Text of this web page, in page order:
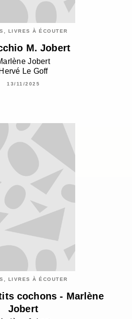
LIVRES À ÉCOUTER
M. Jobert
Jobert
Hervé Le Goff
13/11/2025
LIVRES À ÉCOUTER
cochons - Marlène
Jobert